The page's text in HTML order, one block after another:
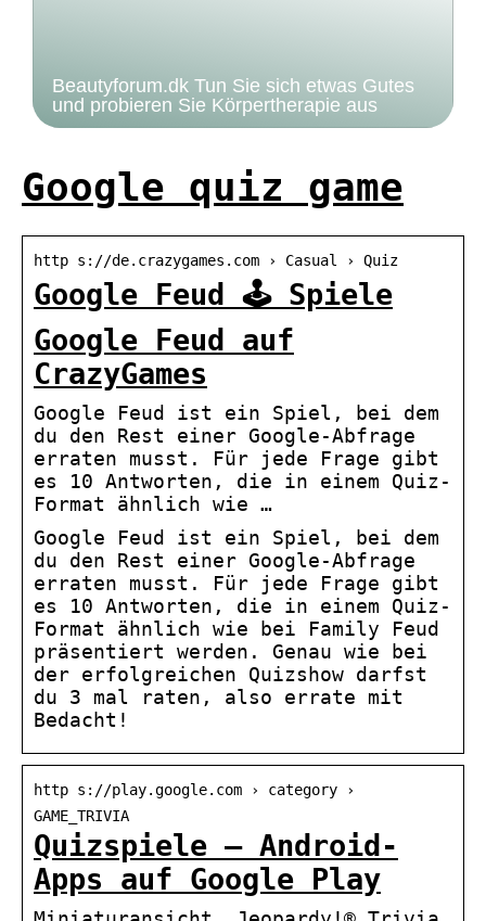
Beautyforum.dk Tun Sie sich etwas Gutes
und probieren Sie Körpertherapie aus
Google quiz game
http s://de.crazygames.com › Casual › Quiz
Google Feud 🕹️ Spiele
Google Feud auf
CrazyGames
Google Feud ist ein Spiel, bei dem
du den Rest einer Google-Abfrage
erraten musst. Für jede Frage gibt
es 10 Antworten, die in einem Quiz-
Format ähnlich wie …
Google Feud ist ein Spiel, bei dem
du den Rest einer Google-Abfrage
erraten musst. Für jede Frage gibt
es 10 Antworten, die in einem Quiz-
Format ähnlich wie bei Family Feud
präsentiert werden. Genau wie bei
der erfolgreichen Quizshow darfst
du 3 mal raten, also errate mit
Bedacht!
http s://play.google.com › category ›
GAME_TRIVIA
Quizspiele – Android-
Apps auf Google Play